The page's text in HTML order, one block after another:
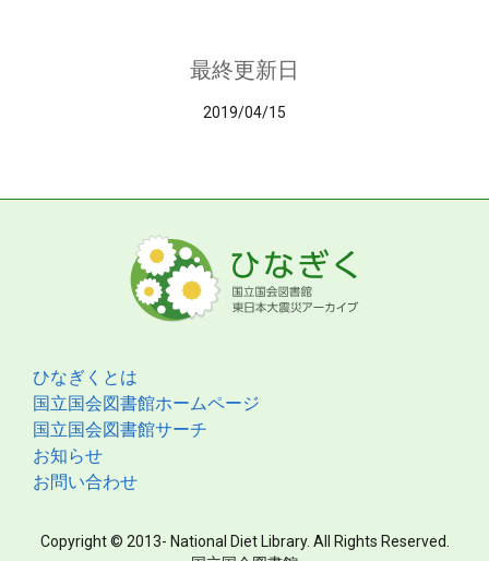
最終更新日
2019/04/15
ひなぎくとは
国立国会図書館ホームページ
国立国会図書館サーチ
お知らせ
お問い合わせ
Copyright © 2013- National Diet Library. All Rights Reserved.